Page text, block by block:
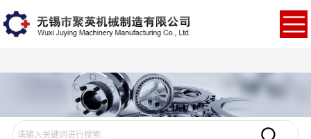
华体会体育